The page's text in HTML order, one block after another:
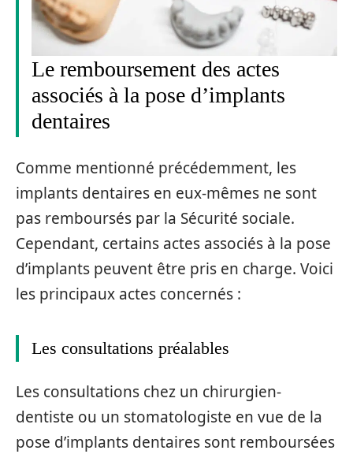
Le remboursement des actes
associés à la pose d’implants
dentaires
Comme mentionné précédemment, les
implants dentaires en eux-mêmes ne sont
pas remboursés par la Sécurité sociale.
Cependant, certains actes associés à la pose
d’implants peuvent être pris en charge. Voici
les principaux actes concernés :
Les consultations préalables
Les consultations chez un chirurgien-
dentiste ou un stomatologiste en vue de la
pose d’implants dentaires sont remboursées